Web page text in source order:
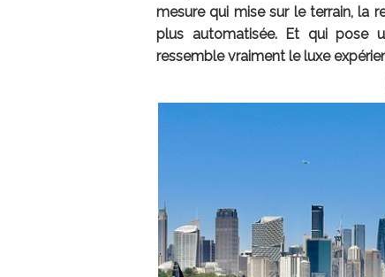
mesure qui mise sur le terrain, la
plus automatisée. Et qui pose
ressemble vraiment le luxe